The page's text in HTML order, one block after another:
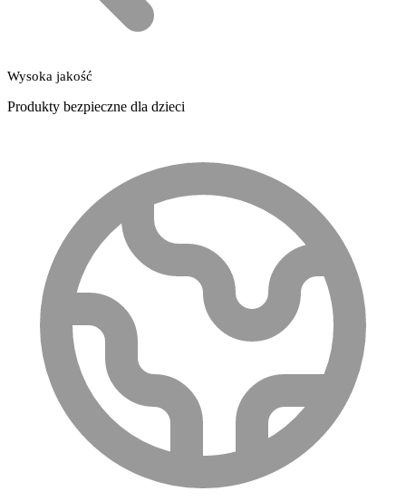
Wysoka jakość
Produkty bezpieczne dla dzieci